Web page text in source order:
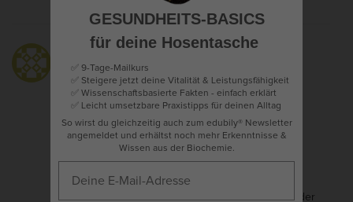
Beate
20. Juli 2025 at 22:07
Muss man es lebenslang nehmen?
Chris Michalk
22. Juli 2025 at 08:48
Im besten Falle nur, bis der Körper wieder
GESUNDHEITS-BASICS
für deine Hosentasche
✅ 9-Tage-Mailkurs
✅ Steigere jetzt deine Vitalität & Leistungsfähigkeit
✅ Wissenschaftsbasierte Fakten - einfach erklärt
✅ Leicht umsetzbare Praxistipps für deinen Alltag
So wirst du gleichzeitig auch zum edubily® Newsletter
angemeldet und erhältst noch mehr Erkenntnisse &
Wissen aus der Biochemie.